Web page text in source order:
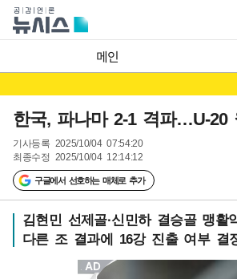
메인
한국, 파나마 2-1 격파…U-20
기사등록 2025/10/04 07:54:20
최종수정 2025/10/04 12:14:12
구글에서 선호하는 매체로 추가
김현민 선제골·신민하 결승골 맹활
다른 조 결과에 16강 진출 여부 결